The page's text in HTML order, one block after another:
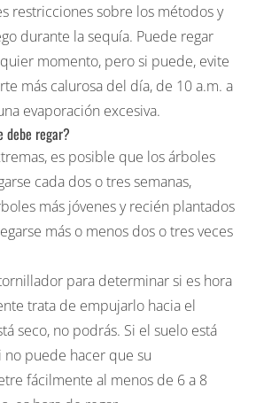
restricciones sobre los métodos y
durante la sequía. Puede regar
momento, pero si puede, evite
más calurosa del día, de 10 a.m. a
evaporación excesiva.
debe regar?
es posible que los árboles
cada dos o tres semanas,
más jóvenes y recién plantados
más o menos dos o tres veces
para determinar si es hora
trata de empujarlo hacia el
seco, no podrás. Si el suelo está
no puede hacer que su
fácilmente al menos de 6 a 8